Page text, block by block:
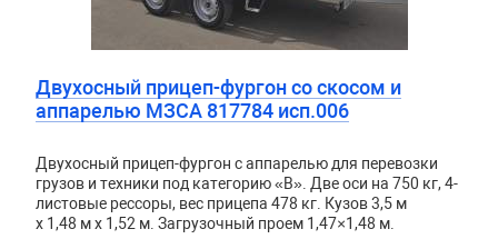
Двухосный прицеп-фургон со скосом и
аппарелью МЗСА 817784 исп.006
Двухосный прицеп-фургон с аппарелью для перевозки
грузов и техники под категорию «B». Две оси на 750 кг, 4-
листовые рессоры, вес прицепа 478 кг. Кузов3,5 м
x 1,48 м x 1,52 м. Загрузочный проем 1,47×1,48 м.